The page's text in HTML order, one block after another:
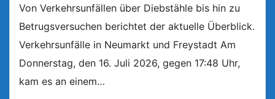
Von Verkehrsunfällen über Diebstähle bis hin zu
Betrugsversuchen berichtet der aktuelle Überblick.
Verkehrsunfälle in Neumarkt und Freystadt Am
Donnerstag, den 16. Juli 2026, gegen 17:48 Uhr,
kam es an einem…